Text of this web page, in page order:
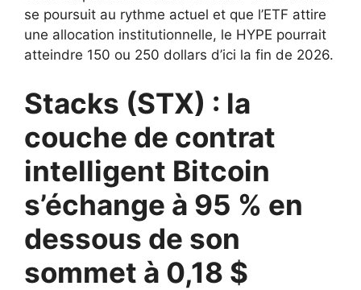
se poursuit au rythme actuel et que l’ETF attire
une allocation institutionnelle, le HYPE pourrait
atteindre 150 ou 250 dollars d’ici la fin de 2026.
Stacks (STX) : la
couche de contrat
intelligent Bitcoin
s’échange à 95 % en
dessous de son
sommet à 0,18 $